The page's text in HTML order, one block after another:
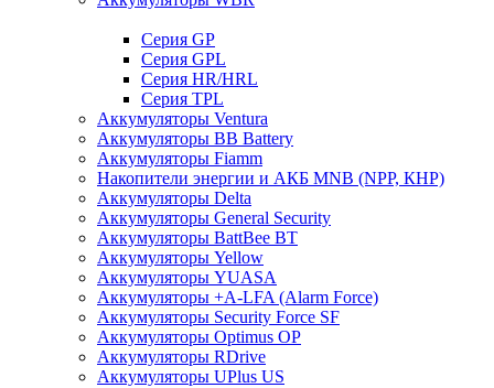
Cерия GP
Серия GPL
Серия HR/HRL
Серия TPL
Аккумуляторы Ventura
Аккумуляторы BB Battery
Аккумуляторы Fiamm
Накопители энергии и АКБ MNB (NPP, КНР)
Аккумуляторы Delta
Аккумуляторы General Security
Аккумуляторы BattBee BT
Аккумуляторы Yellow
Аккумуляторы YUASA
Аккумуляторы +A-LFA (Alarm Force)
Аккумуляторы Security Force SF
Аккумуляторы Optimus OP
Аккумуляторы RDrive
Аккумуляторы UPlus US